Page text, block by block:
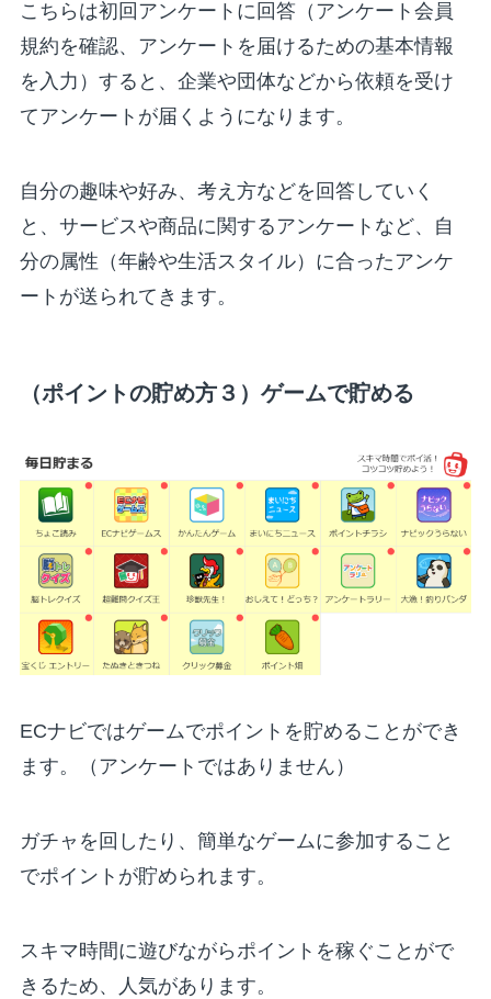
こちらは初回アンケートに回答（アンケート会員
規約を確認、アンケートを届けるための基本情報
を入力）すると、企業や団体などから依頼を受け
てアンケートが届くようになります。
自分の趣味や好み、考え方などを回答していく
と、サービスや商品に関するアンケートなど、自
分の属性（年齢や生活スタイル）に合ったアンケ
ートが送られてきます。
（ポイントの貯め方３）ゲームで貯める
ECナビではゲームでポイントを貯めることができ
ます。（アンケートではありません）
ガチャを回したり、簡単なゲームに参加すること
でポイントが貯められます。
スキマ時間に遊びながらポイントを稼ぐことがで
きるため、人気があります。